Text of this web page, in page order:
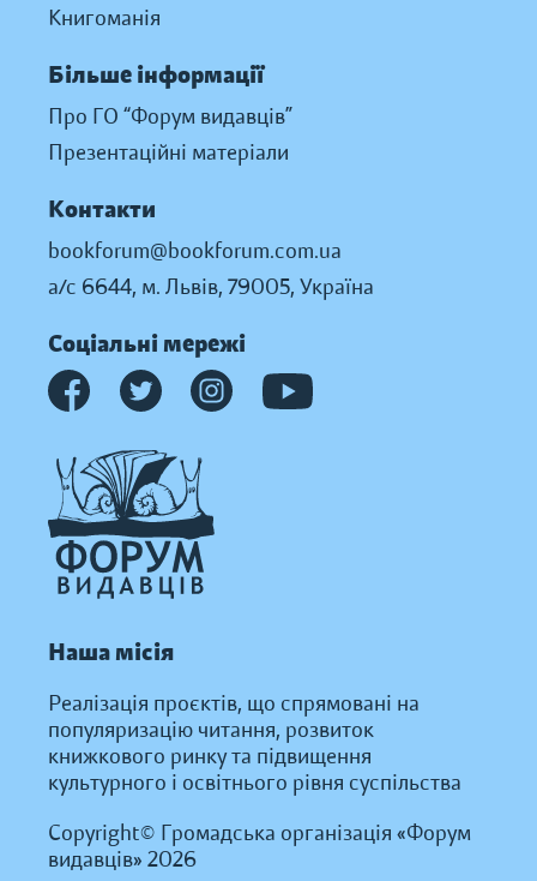
Книгоманія
Більше інформації
Про ГО “Форум видавців”
Презентаційні матеріали
Контакти
bookforum@bookforum.com.ua
а/с 6644, м. Львів, 79005, Україна
Соціальні мережі
Наша місія
Реалізація проєктів, що спрямовані на
популяризацію читання, розвиток
книжкового ринку та підвищення
культурного і освітнього рівня суспільства
Copyright© Громадська організація «Форум
видавців» 2026